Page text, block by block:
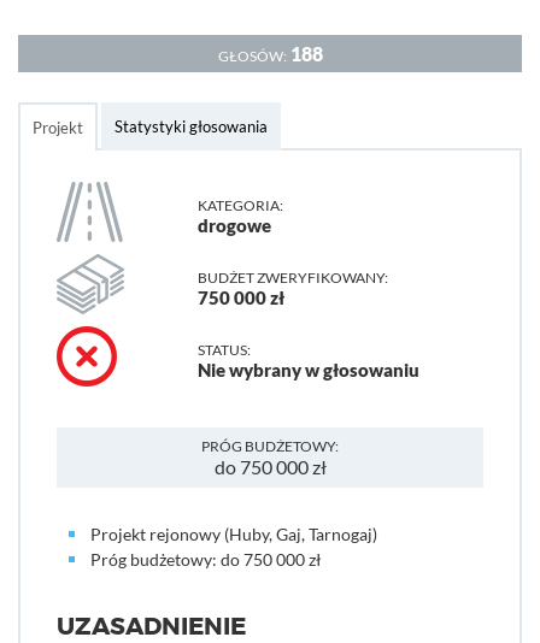
GŁOSÓW: 188
Projekt Statystyki głosowania
KATEGORIA:
drogowe
BUDŻET ZWERYFIKOWANY:
750 000 zł
STATUS:
Nie wybrany w głosowaniu
PRÓG BUDŻETOWY:
do 750 000 zł
Projekt rejonowy (Huby, Gaj, Tarnogaj)
Próg budżetowy: do 750 000 zł
UZASADNIENIE